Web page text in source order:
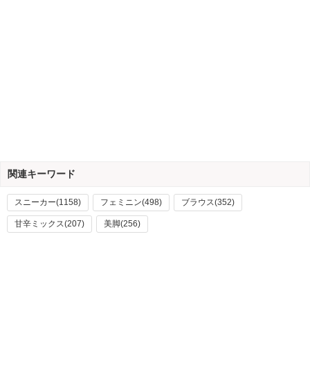
関連キーワード
スニーカー(1158) フェミニン(498) ブラウス(352)
甘辛ミックス(207) 美脚(256)